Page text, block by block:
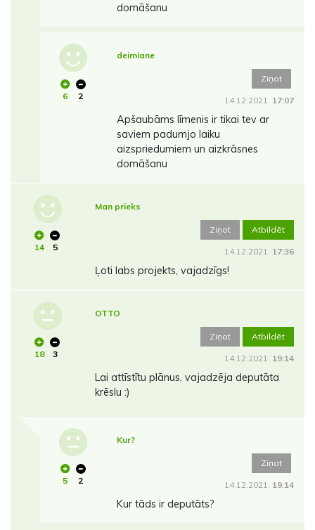
domāšanu
6 2
deimiane
Ziņot
14.12.2021. 17:07
Apšaubāms līmenis ir tikai tev ar
saviem padumjo laiku
aizspriedumiem un aizkrāsnes
domāšanu
14 5
Man prieks
Ziņot Atbildēt
14.12.2021. 17:36
Ļoti labs projekts, vajadzīgs!
18 3
OTTO
Ziņot Atbildēt
14.12.2021. 19:14
Lai attīstītu plānus, vajadzēja deputāta
krēslu :)
5 2
Kur?
Ziņot
14.12.2021. 19:14
Kur tāds ir deputāts?